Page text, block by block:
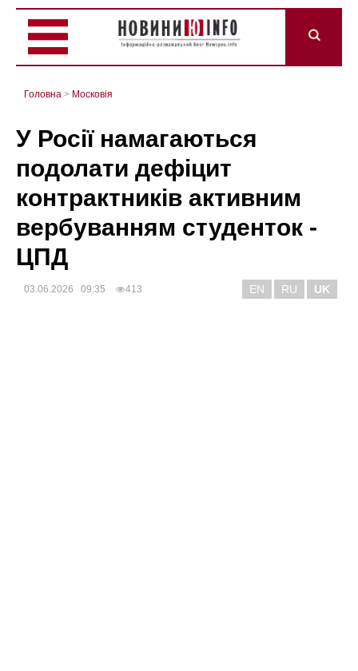
Головна > Mосковія
У Росії намагаються
подолати дефіцит
контрактників активним
вербуванням студенток -
ЦПД
03.06.2026 09:35 413 EN RU UK